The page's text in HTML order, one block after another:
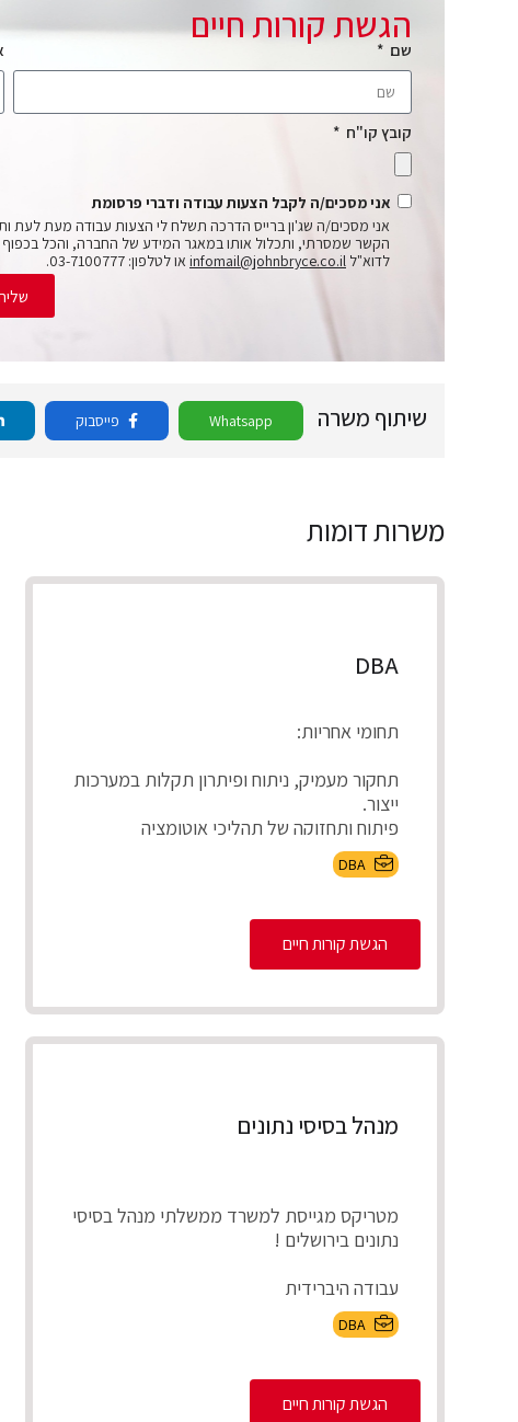
הגשת קורות חיים
שם
קובץ קו"ח
אני מסכים/ה לקבל הצעות עבודה ודברי פרסומת
אני מסכים/ה שג'ון ברייס הדרכה תשלח לי הצעות עבודה מעת לעת
הקשר שמסרתי, ותכלול אותו במאגר המידע של החברה, והכל
לדוא"ל infomail@johnbryce.co.il או לטלפון: 03-7100777.
שיתוף משרה Whatsapp פייסבוק
משרות דומות
DBA
תחומי אחריות:
תחקור מעמיק, ניתוח ופיתרון תקלות במערכות
ייצור.
פיתוח ותחזוקה של תהליכי אוטומציה
באמצעות Ansible.
ניהול ותחזוקת סביבות ...
DBA
הגשת קורות חיים
מנהל בסיסי נתונים
מטריקס מגייסת למשרד ממשלתי מנהל בסיסי
נתונים בירושלים !
עבודה היברידית
תיאור התפקיד :
מוודא ניהול תקין של בסיס הנתונים לרבות
בניית ...
DBA
הגשת קורות חיים